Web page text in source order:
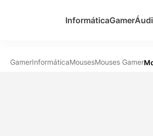
InformáticaGamer
GamerInformáticaMousesMouses Gamer